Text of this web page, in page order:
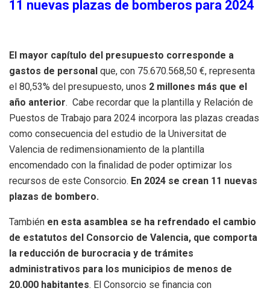
11 nuevas plazas de bomberos para 2024
El mayor capítulo del presupuesto corresponde a
gastos de personal que, con 75.670.568,50 €, representa
el 80,53% del presupuesto, unos 2 millones más que el
año anterior. Cabe recordar que la plantilla y Relación de
Puestos de Trabajo para 2024 incorpora las plazas creadas
como consecuencia del estudio de la Universitat de
Valencia de redimensionamiento de la plantilla
encomendado con la finalidad de poder optimizar los
recursos de este Consorcio. En 2024 se crean 11 nuevas
plazas de bombero.
También en esta asamblea se ha refrendado el cambio
de estatutos del Consorcio de Valencia, que comporta
la reducción de burocracia y de trámites
administrativos para los municipios de menos de
20.000 habitantes. El Consorcio se financia con